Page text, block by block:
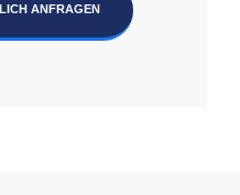
ANFRAGEN